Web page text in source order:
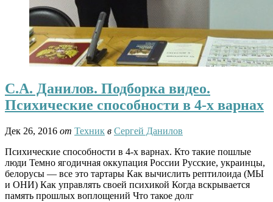
С.А. Данилов. Подборка видео.
Психические способности в 4-х варнах
Дек 26, 2016 от Техник в Сергей Данилов
Психические способности в 4-х варнах. Кто такие пошлые
люди Темно ягодичная оккупация России Русские, украинцы,
белорусы — все это тартары Как вычислить рептилоида (МЫ
и ОНИ) Как управлять своей психикой Когда вскрывается
память прошлых воплощений Что такое долг